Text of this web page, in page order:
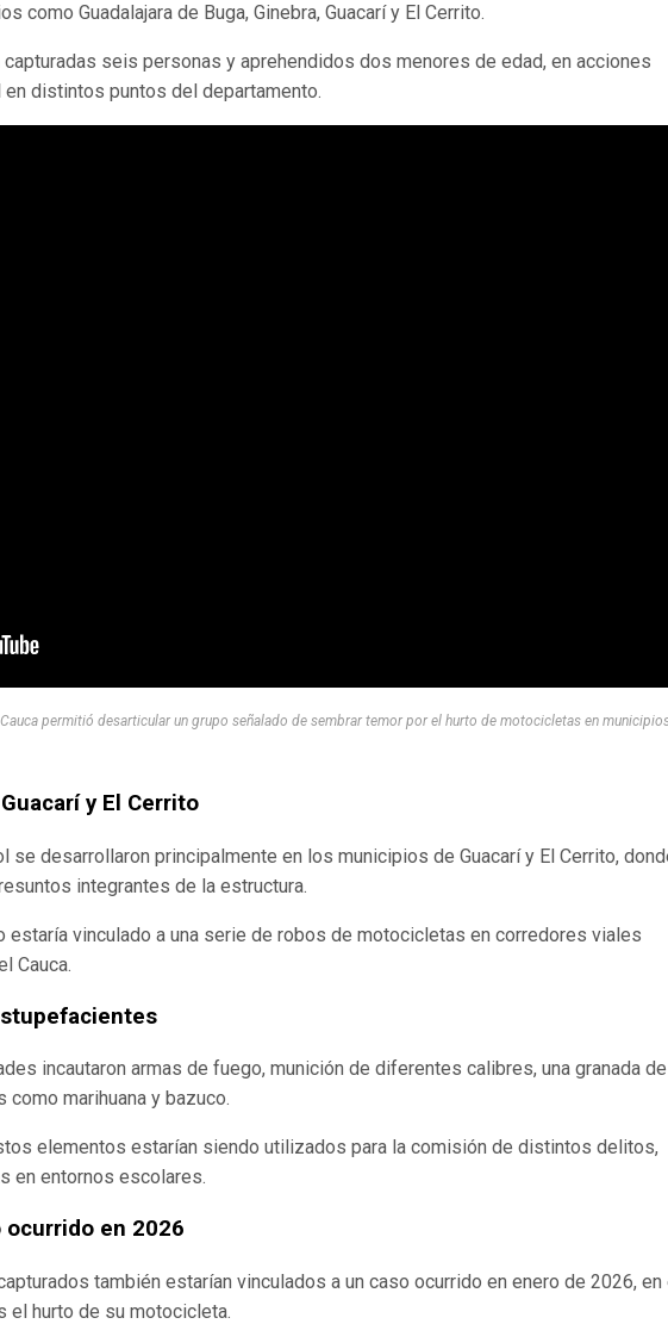
como Guadalajara de Buga, Ginebra, Guacarí y El Cerrito.
seis personas y aprehendidos dos menores de edad, en acciones
distintos puntos del departamento.
permitió desarticular un grupo señalado de sembrar temor por el hurto de motocicletas en
y El Cerrito
desarrollaron principalmente en los municipios de Guacarí y El Cerrito,
integrantes de la estructura.
estaría vinculado a una serie de robos de motocicletas en corredores viales
Cauca.
incautaron armas de fuego, munición de diferentes calibres, una granada de
marihuana y bazuco.
elementos estarían siendo utilizados para la comisión de distintos delitos,
en entornos escolares.
ocurrido en 2026
también estarían vinculados a un caso ocurrido en enero de 2026, en
el hurto de su motocicleta.